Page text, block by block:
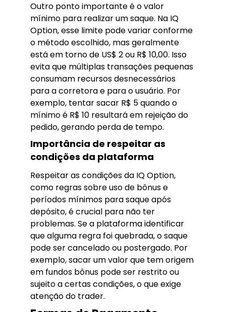
Outro ponto importante é o valor
mínimo para realizar um saque. Na IQ
Option, esse limite pode variar conforme
o método escolhido, mas geralmente
está em torno de US$ 2 ou R$ 10,00. Isso
evita que múltiplas transações pequenas
consumam recursos desnecessários
para a corretora e para o usuário. Por
exemplo, tentar sacar R$ 5 quando o
mínimo é R$ 10 resultará em rejeição do
pedido, gerando perda de tempo.
Importância de respeitar as
condições da plataforma
Respeitar as condições da IQ Option,
como regras sobre uso de bônus e
períodos mínimos para saque após
depósito, é crucial para não ter
problemas. Se a plataforma identificar
que alguma regra foi quebrada, o saque
pode ser cancelado ou postergado. Por
exemplo, sacar um valor que tem origem
em fundos bônus pode ser restrito ou
sujeito a certas condições, o que exige
atenção do trader.